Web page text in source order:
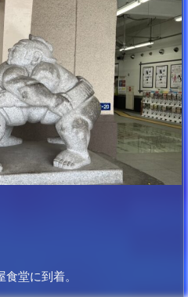
堂に到着。